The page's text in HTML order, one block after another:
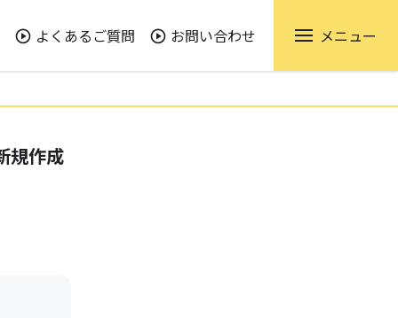
よくあるご質問 お問い合わせ メニュー
規作成